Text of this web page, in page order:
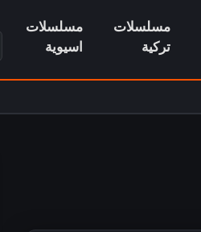
مسلسلات
تركية
مسلسلات
اسيوية